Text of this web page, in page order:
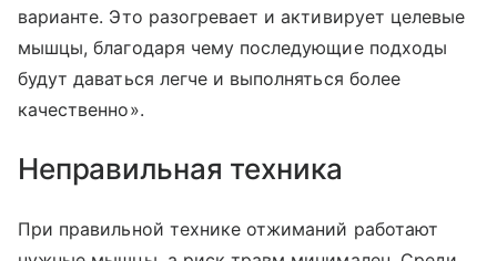
варианте. Это разогревает и активирует целевые
мышцы, благодаря чему последующие подходы
будут даваться легче и выполняться более
качественно».
Неправильная техника
При правильной технике отжиманий работают